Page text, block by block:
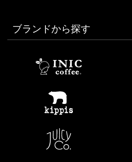
ブランドから探す